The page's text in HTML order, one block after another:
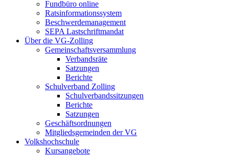
Fundbüro online
Ratsinformationssystem
Beschwerdemanagement
SEPA Lastschriftmandat
Über die VG-Zolling
Gemeinschaftsversammlung
Verbandsräte
Satzungen
Berichte
Schulverband Zolling
Schulverbandssitzungen
Berichte
Satzungen
Geschäftsordnungen
Mitgliedsgemeinden der VG
Volkshochschule
Kursangebote